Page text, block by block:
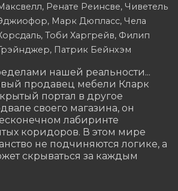
Ренате Реинсве, Чиветель
Марк Дюпласс, Чела
Тоби Харгрейв, Филип
Патрик Бейнхэм
нашей реальности...
продавец мебели Кларк
портал в другое
своего магазина, он
лабиринте
коридоров. В этом мире
не подчиняются логике, а
скрываться за каждым